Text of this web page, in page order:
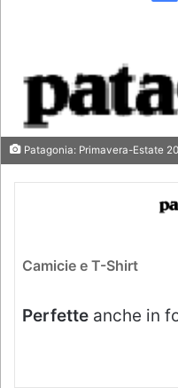
Patagonia: Primavera-Estate
Camicie e T-Shirt
Perfetteanche in